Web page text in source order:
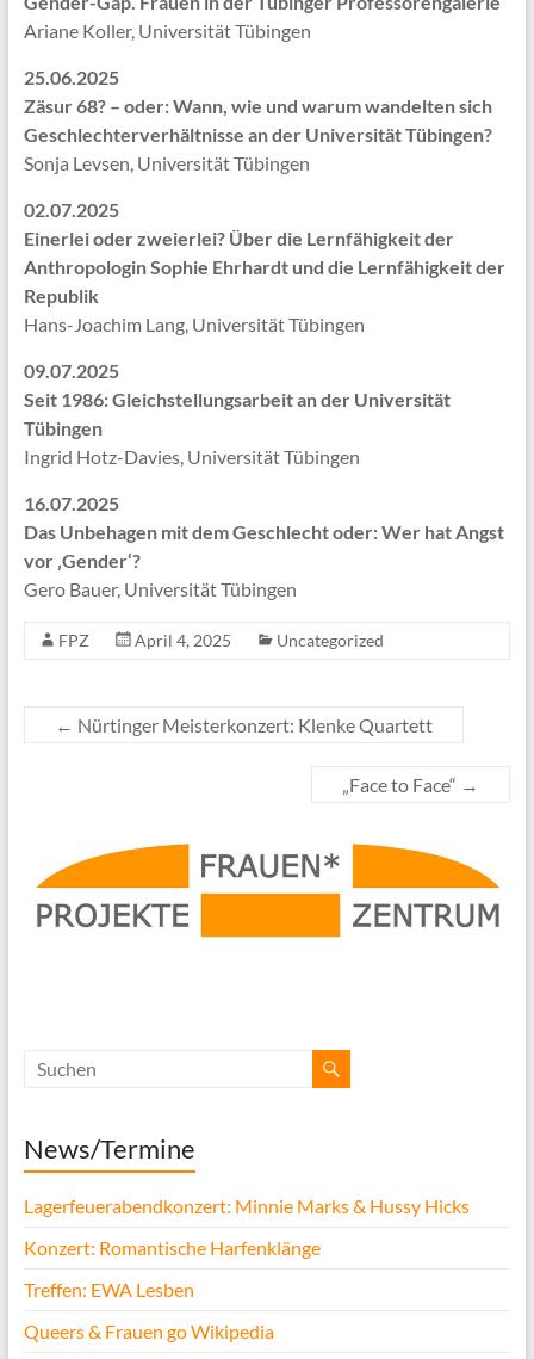
Ariane Koller, Universität Tübingen
25.06.2025
Zäsur 68? – oder: Wann, wie und warum wandelten sich
Geschlechterverhältnisse an der Universität Tübingen?
Sonja Levsen, Universität Tübingen
02.07.2025
Einerlei oder zweierlei? Über die Lernfähigkeit der
Anthropologin Sophie Ehrhardt und die Lernfähigkeit der
Republik
Hans-Joachim Lang, Universität Tübingen
09.07.2025
Seit 1986: Gleichstellungsarbeit an der Universität
Tübingen
Ingrid Hotz-Davies, Universität Tübingen
16.07.2025
Das Unbehagen mit dem Geschlecht oder: Wer hat Angst
vor ‚Gender‘?
Gero Bauer, Universität Tübingen
FPZ April 4, 2025 Uncategorized
← Nürtinger Meisterkonzert: Klenke Quartett
„Face to Face“ →
News/Termine
Lagerfeuerabendkonzert: Minnie Marks & Hussy Hicks
Konzert: Romantische Harfenklänge
Treffen: EWA Lesben
Queers & Frauen go Wikipedia